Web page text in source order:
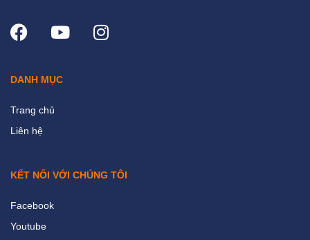
DANH MỤC
Trang chủ
Liên hệ
KẾT NỐI VỚI CHÚNG TÔI
Facebook
Youtube